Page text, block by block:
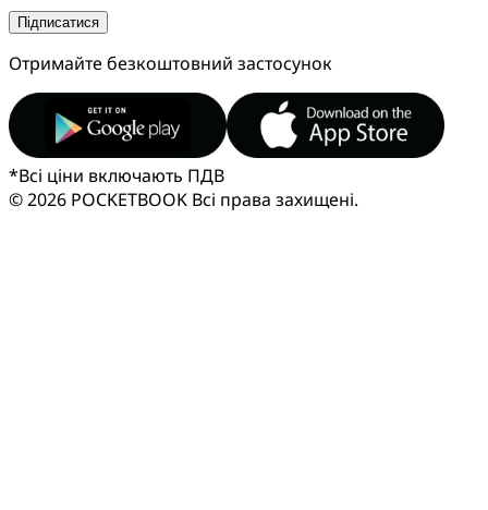
Підписатися
Отримайте безкоштовний застосунок
*Всі ціни включають ПДВ
© 2026 POCKETBOOK Всі права захищені.